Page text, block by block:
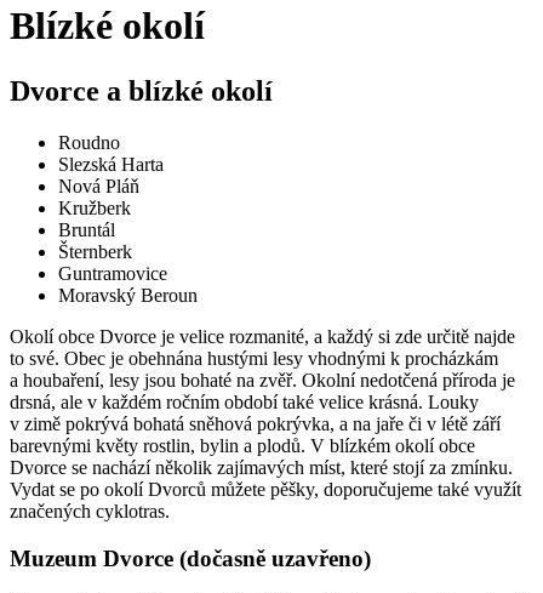
Blízké okolí
Dvorce a blízké okolí
Roudno
Slezská Harta
Nová Pláň
Kružberk
Bruntál
Šternberk
Guntramovice
Moravský Beroun
Okolí obce Dvorce je velice rozmanité, a každý si zde určitě najde
to své. Obec je obehnána hustými lesy vhodnými k procházkám
a houbaření, lesy jsou bohaté na zvěř. Okolní nedotčená příroda je
drsná, ale v každém ročním období také velice krásná. Louky
v zimě pokrývá bohatá sněhová pokrývka, a na jaře či v létě září
barevnými květy rostlin, bylin a plodů. V blízkém okolí obce
Dvorce se nachází několik zajímavých míst, které stojí za zmínku.
Vydat se po okolí Dvorců můžete pěšky, doporučujeme také využít
značených cyklotras.
Muzeum Dvorce (dočasně uzavřeno)